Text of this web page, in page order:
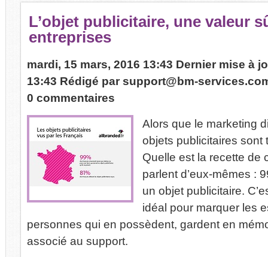
L’objet publicitaire, une valeur
entreprises
mardi, 15 mars, 2016 13:43 Dernier mise à
13:43 Rédigé par support@bm-
0 commentaires
Alors que le marketing
objets publicitaires sont
Quelle est la recette de
parlent d’eux-mêmes :
un objet publicitaire.
idéal pour marquer les
personnes qui en possèdent, gardent en
associé au support.